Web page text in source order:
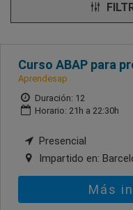
Curso ABAP para
Aprendesap
Duración: 12
Horario: 21h a 22:30h
Presencial
Impartido en:
Más